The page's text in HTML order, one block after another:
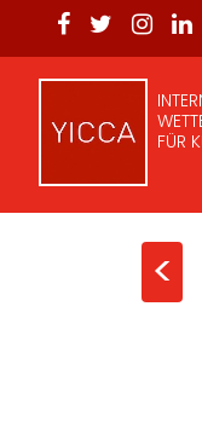
FÜR
<